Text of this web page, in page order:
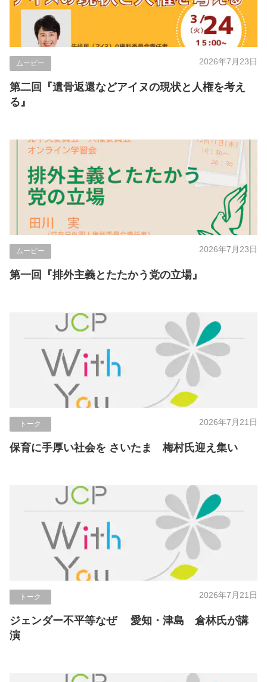
ムービー 2026年7月23日
第二回『遺骨返還などアイヌの現状と人権を考え
る』
ムービー 2026年7月23日
第一回『排外主義とたたかう党の立場』
トーク 2026年7月21日
保育に手厚い社会を さいたま 梅村氏迎え集い
トーク 2026年7月21日
ジェンダー不平等なぜ 愛知・津島 倉林氏が講
演